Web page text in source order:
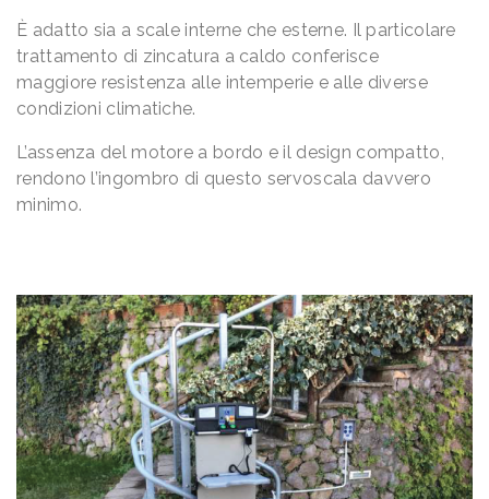
È adatto sia a scale interne che esterne. Il particolare
trattamento di zincatura a caldo conferisce
maggiore resistenza alle intemperie e alle diverse
condizioni climatiche.
L’assenza del motore a bordo e il design compatto,
rendono l’ingombro di questo servoscala davvero
minimo.